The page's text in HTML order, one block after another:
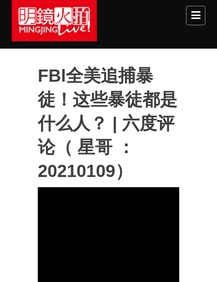
Skip to main content
FBl全美追捕暴
徒！这些暴徒都是
什么人？ | 六度评
论（ 星哥 ：
20210109）